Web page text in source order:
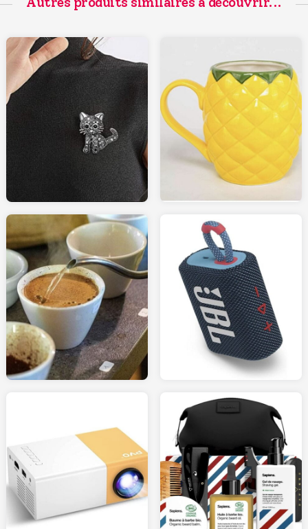
11.00
AMAZON.fr
14.95
AMAZON.fr
90.00
LESRAFFINEURS.com
55.00
AMAZON.fr
AMAZON.fr
59.00